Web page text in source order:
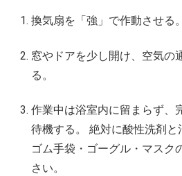
換気扇を「強」で作動させる。
窓やドアを少し開け、空気の
る。
作業中は浴室内に留まらず、
待機する。 絶対に酸性洗剤と
ゴム手袋・ゴーグル・マスク
さい。